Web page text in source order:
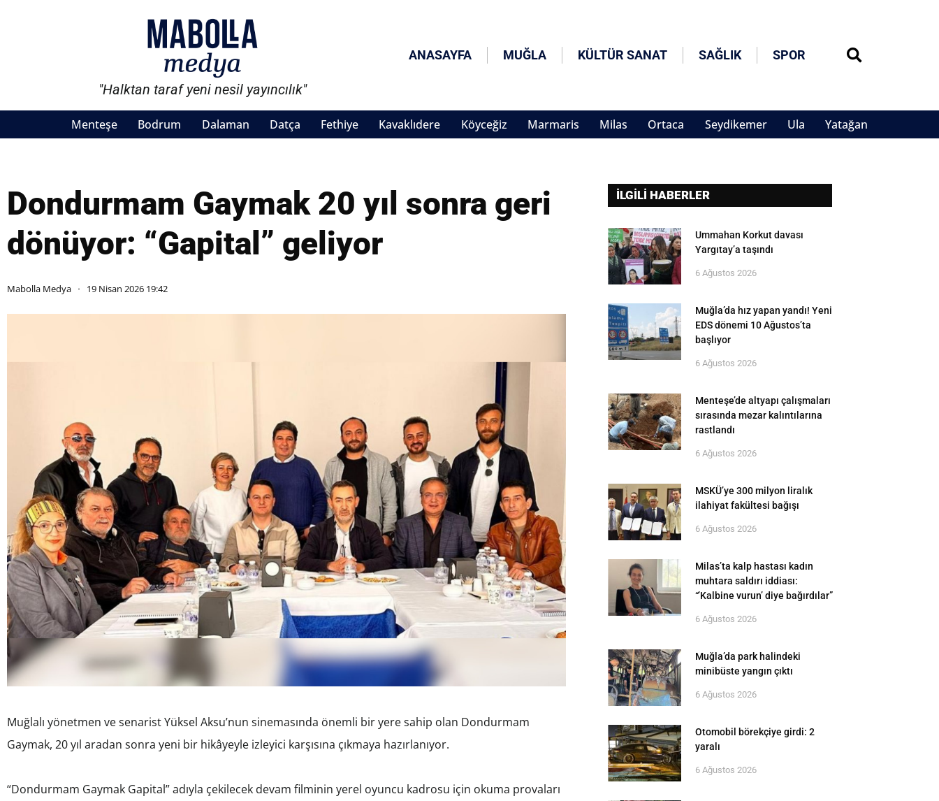
"Halktan taraf yeni nesil yayıncılık"
ANASAYFA MUĞLA KÜLTÜR SANAT SAĞLIK SPOR
Menteşe Bodrum Dalaman Datça Fethiye Kavaklıdere Köyceğiz Marmaris Milas Ortaca Seydikemer Ula Yatağan
Dondurmam Gaymak 20 yıl sonra geri
dönüyor: “Gapital” geliyor
Mabolla Medya 19 Nisan 2026 19:42
Muğlalı yönetmen ve senarist Yüksel Aksu’nun sinemasında önemli bir yere sahip olan Dondurmam
Gaymak, 20 yıl aradan sonra yeni bir hikâyeyle izleyici karşısına çıkmaya hazırlanıyor.
“Dondurmam Gaymak Gapital” adıyla çekilecek devam filminin yerel oyuncu kadrosu için okuma provaları
İLGİLİ HABERLER
Ummahan Korkut davası
Yargıtay’a taşındı
6 Ağustos 2026
Muğla’da hız yapan yandı! Yeni
EDS dönemi 10 Ağustos’ta
başlıyor
6 Ağustos 2026
Menteşe’de altyapı çalışmaları
sırasında mezar kalıntılarına
rastlandı
6 Ağustos 2026
MSKÜ’ye 300 milyon liralık
ilahiyat fakültesi bağışı
6 Ağustos 2026
Milas’ta kalp hastası kadın
muhtara saldırı iddiası:
“’Kalbine vurun’ diye bağırdılar”
6 Ağustos 2026
Muğla’da park halindeki
minibüste yangın çıktı
6 Ağustos 2026
Otomobil börekçiye girdi: 2
yaralı
6 Ağustos 2026